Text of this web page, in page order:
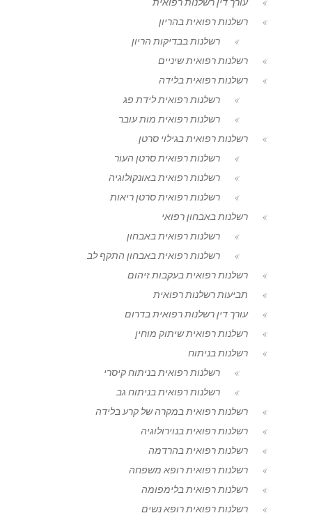
רשלנות רפואית בהריון
רשלנות בבדיקות הריון
רשלנות רפואית שיניים
רשלנות רפואית בלידה
רשלנות רפואית לידת פג
רשלנות רפואית מות עובר
רשלנות רפואית בגילוי סרטן
רשלנות רפואית סרטן העור
רשלנות רפואית באונקולוגיה
רשלנות רפואית סרטן ריאות
רשלנות באבחון רפואי
רשלנות רפואית באבחון
רשלנות רפואית באבחון התקף לב
רשלנות רפואית בעקבות זיהום
תביעות רשלנות רפואית
עורך דין רשלנות רפואית בדרום
רשלנות רפואית שיתוק מוחין
רשלנות בניתוח
רשלנות רפואית בניתוח קיסרי
רשלנות רפואית בניתוח גב
רשלנות רפואית במקרה של קרע בלידה
רשלנות רפואית בנוירולוגיה
רשלנות רפואית בהרדמה
רשלנות רפואית רופא משפחה
רשלנות רפואית בלימפומה
רשלנות רפואית רופא נשים